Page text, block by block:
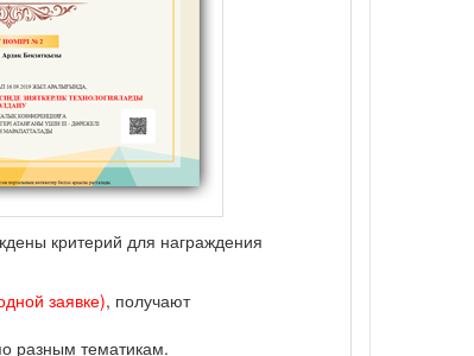
критерий для награждения
заявке), получают
разным тематикам.